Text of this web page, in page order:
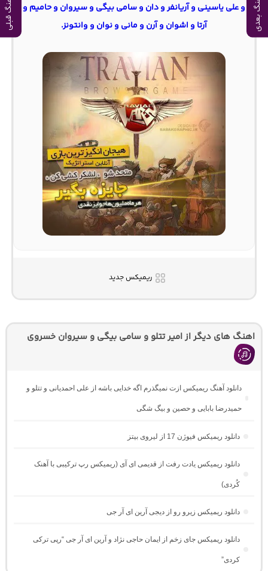
آهنگ بعدی آهنگ قبلی
و علی یاسینی و آریانفر و دان و سامی بیگی و سیروان و حامیم و
آرتا و اشوان و آرن و مانی و نوان و وانتونز.
ریمیکس جدید
اهنگ های دیگر از امیر تتلو و سامی بیگی و سیروان خسروی
دانلود آهنگ ریمیکس ازت نمیگذرم اگه خدایی باشه از علی احمدیانی و تتلو و
حمیدرضا بابایی و حصین و بیگ شگی
دانلود ریمیکس فیوژن 17 از لیروی بیتز
دانلود ریمیکس یادت رفت از قدیمی ای آی (ریمیکس رپ ترکیبی با آهنک
کُردی)
دانلود ریمیکس زیرو رو از دیجی آرین ای آر جی
دانلود ریمیکس جای زخم از ایمان حاجی نژاد و آرین ای آر جی “رپی ترکی
کردی”